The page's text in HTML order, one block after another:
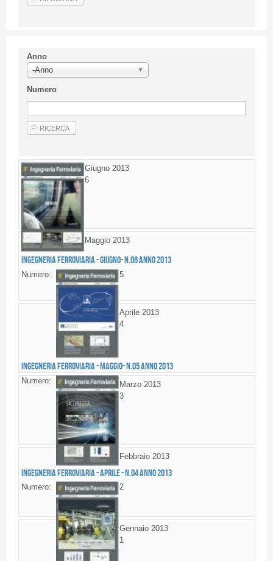
Anno
-Anno
Numero
Ingegneria Ferroviaria - GIUGNO- n.06 anno 2013
Giugno 2013
Numero:
6
Ingegneria Ferroviaria - MAGGIO- n.05 anno 2013
Maggio 2013
Numero:
5
Ingegneria Ferroviaria - APRILE - n.04 anno 2013
Aprile 2013
Numero:
4
Marzo 2013
3
Febbraio 2013
2
Gennaio 2013
1